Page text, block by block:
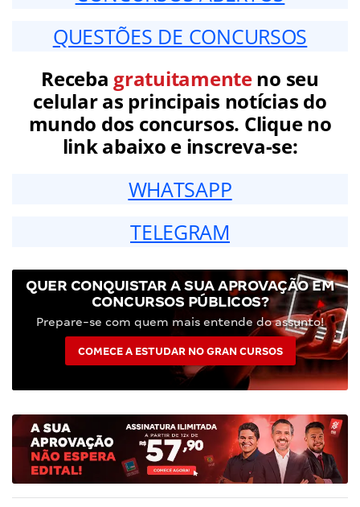
QUESTÕES DE CONCURSOS
Receba gratuitamenteno seu
celular as principais notícias do
mundo dos concursos. Clique no
link abaixo e inscreva-se:
WHATSAPP
TELEGRAM
QUER CONQUISTAR A SUA APROVAÇÃO EM
CONCURSOS PÚBLICOS?
Prepare-se com quem mais entende do assunto!
COMECE A ESTUDAR NO GRAN CURSOS